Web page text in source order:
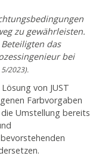
zu gewährleisten.
das
bei
2023).
von JUST
Farbvorgaben
die Umstellung bereits